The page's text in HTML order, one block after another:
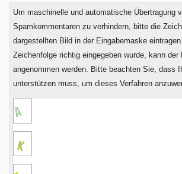
plus
Um maschinelle und automatische Übertragung
Spamkommentaren zu verhindern, bitte die
dargestellten Bild in der Eingabemaske
Zeichenfolge richtig eingegeben wurde, kann der
angenommen werden. Bitte beachten Sie, dass
unterstützen muss, um dieses Verfahren